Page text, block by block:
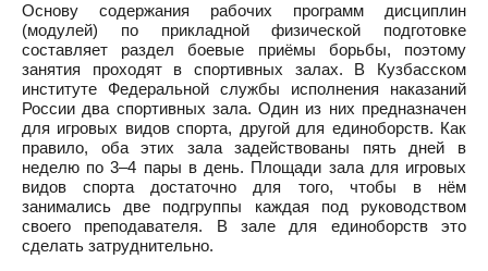
Основу содержания рабочих программ дисциплин
(модулей) по прикладной физической подготовке
составляет раздел боевые приёмы борьбы, поэтому
занятия проходят в спортивных залах. В Кузбасском
институте Федеральной службы исполнения наказаний
России два спортивных зала. Один из них предназначен
для игровых видов спорта, другой для единоборств. Как
правило, оба этих зала задействованы пять дней в
неделю по 3–4 пары в день. Площади зала для игровых
видов спорта достаточно для того, чтобы в нём
занимались две подгруппы каждая под руководством
своего преподавателя. В зале для единоборств это
сделать затруднительно.